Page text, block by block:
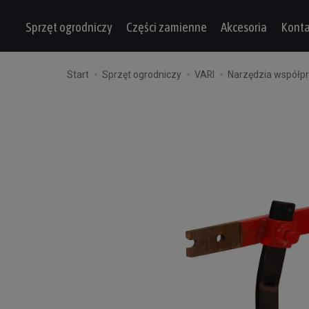
Sprzęt ogrodniczy Części zamienne Akcesoria
Start Sprzęt ogrodniczy VARI Narzędzia